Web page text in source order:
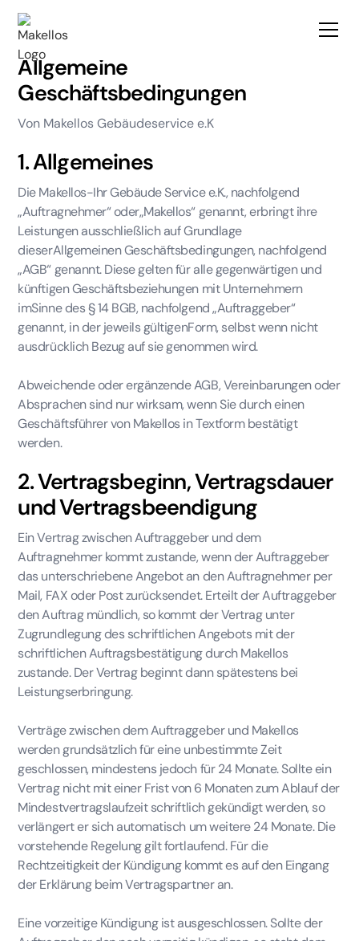
Allgemeine
Geschäftsbedingungen
Von Makellos Gebäudeservice e.K
1. Allgemeines
Die Makellos-Ihr Gebäude Service e.K., nachfolgend
„Auftragnehmer“ oder„Makellos“ genannt, erbringt ihre
Leistungen ausschließlich auf Grundlage
dieserAllgemeinen Geschäftsbedingungen, nachfolgend
„AGB“ genannt. Diese gelten für alle gegenwärtigen und
künftigen Geschäftsbeziehungen mit Unternehmern
imSinne des § 14 BGB, nachfolgend „Auftraggeber“
genannt, in der jeweils gültigenForm, selbst wenn nicht
ausdrücklich Bezug auf sie genommen wird.
Abweichende oder ergänzende AGB, Vereinbarungen oder
Absprachen sind nur wirksam, wenn Sie durch einen
Geschäftsführer von Makellos in Textform bestätigt
werden.
2. Vertragsbeginn, Vertragsdauer
und Vertragsbeendigung
Ein Vertrag zwischen Auftraggeber und dem
Auftragnehmer kommt zustande, wenn der Auftraggeber
das unterschriebene Angebot an den Auftragnehmer per
Mail, FAX oder Post zurücksendet. Erteilt der Auftraggeber
den Auftrag mündlich, so kommt der Vertrag unter
Zugrundlegung des schriftlichen Angebots mit der
schriftlichen Auftragsbestätigung durch Makellos
zustande. Der Vertrag beginnt dann spätestens bei
Leistungserbringung.
Verträge zwischen dem Auftraggeber und Makellos
werden grundsätzlich für eine unbestimmte Zeit
geschlossen, mindestens jedoch für 24 Monate. Sollte ein
Vertrag nicht mit einer Frist von 6 Monaten zum Ablauf der
Mindestvertragslaufzeit schriftlich gekündigt werden, so
verlängert er sich automatisch um weitere 24 Monate. Die
vorstehende Regelung gilt fortlaufend. Für die
Rechtzeitigkeit der Kündigung kommt es auf den Eingang
der Erklärung beim Vertragspartner an.
Eine vorzeitige Kündigung ist ausgeschlossen. Sollte der